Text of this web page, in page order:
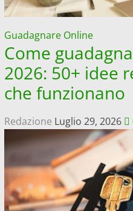
Guadagnare Online
Come
2026: 50+ idee
che funzionano
Redazione Luglio 29, 2026